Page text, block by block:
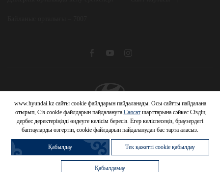
© 2026 Hyundai Motor Company
www.hyundai.kz сайты cookie файлдарын пайдаланады. Осы сайтты пайдалана
отырып, Сіз cookie файлдарын пайдалануға Саясатшарттарына сәйкес Сіздің
дербес деректеріңізді өңдеуге келісім бересіз. Егер келіспесеңіз, браузердегі
баптауларды өзгертіп, cookie файлдарын пайдаланудан бас тарта аласыз.
Қабылдау Тек қажетті cookie қабылдау
Қабылдамау